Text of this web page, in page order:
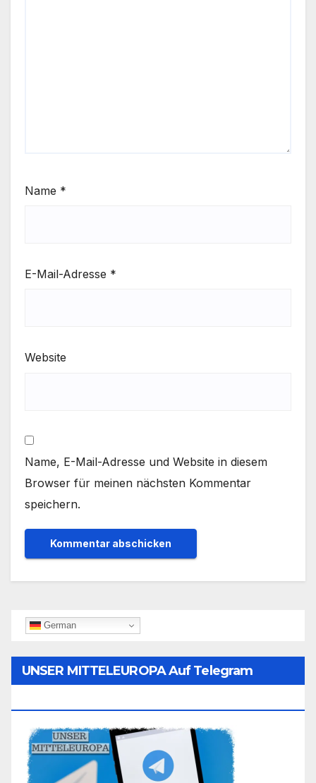
Name *
E-Mail-Adresse *
Website
Name, E-Mail-Adresse und Website in diesem
Browser für meinen nächsten Kommentar
speichern.
German
UNSER MITTELEUROPA Auf Telegram